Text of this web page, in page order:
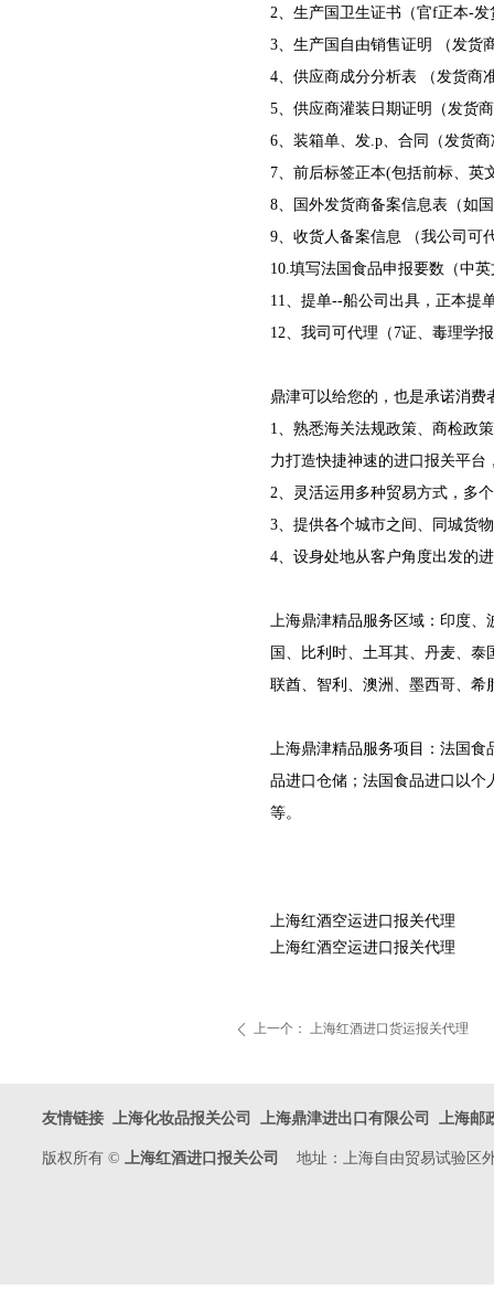
ꄴ 上一个： 上海红酒进口货运报关代理
2、生产国卫生证书（官f正本-发
3、生产国自由销售证明 （发货
4、供应商成分分析表 （发货商
5、供应商灌装日期证明（发货
6、装箱单、发.p、合同（发货
7、前后标签正本(包括前标、英
8、国外发货商备案信息表（如
9、收货人备案信息 （我公司可
10.填写法国食品申报要数（中
11、提单--船公司出具，正本
12、我司可代理（7证、毒理学
鼎津可以给您的，也是承诺消费
1、熟悉海关法规政策、商检政
力打造快捷神速的进口报关平
2、灵活运用多种贸易方式，多
3、提供各个城市之间、同城货
4、设身处地从客户角度出发的
上海鼎津精品服务区域：印度、
国、比利时、土耳其、丹麦、
联酋、智利、澳洲、墨西哥、希
上海鼎津精品服务项目：法国食
品进口仓储；法国食品进口以个
等。
上海红酒空运进口报关代理
上海红酒空运进口报关代理
友情链接 上海化妆品报关公司 上海鼎津进出口有限公司 上海邮
版权所有 © 上海红酒进口报关公司 地址：上海自由贸易试验区